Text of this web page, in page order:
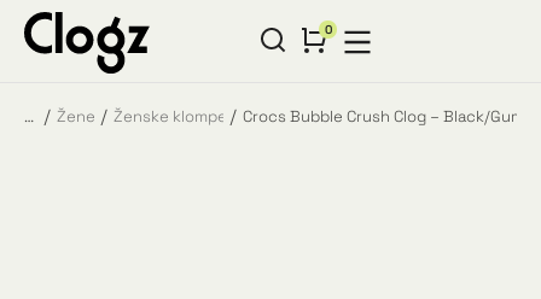
You are here:
Žene Ženske klompe Crocs Bubble Crush Clog – Black/Gum